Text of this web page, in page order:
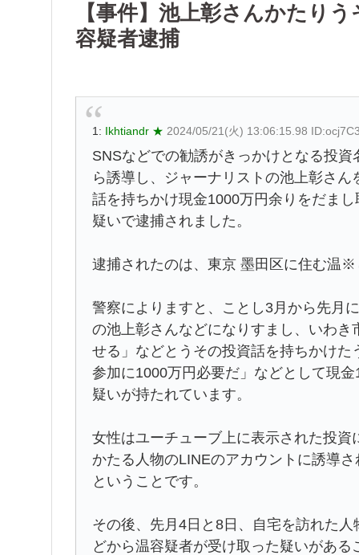
【事件】池上彰さんかたり
容疑者逮捕
1: Ikhtiandr ★ 2024/05/21(火) 13:06:15.98
SNSなどでの勧誘がきっかけとなる投
ら誘導し、ジャーナリストの池上彰さ
話を持ちかけ現金1000万円余りをだま
疑いで逮捕されました。
逮捕されたのは、東京 墨田区に住む温
警察によりますと、ことし3月から先月
の池上彰さんなどになりすまし、いわ
せる」などとうその投資話を持ちかけ
参加に1000万円必要だ」などとして現
疑いが持たれています。
女性はユーチューブ上に表示された投
かたる人物のLINEのアカウントに誘導
ということです。
その後、先月4日と8日、自宅を訪れた
どから温容疑者が受け取った疑いがあ